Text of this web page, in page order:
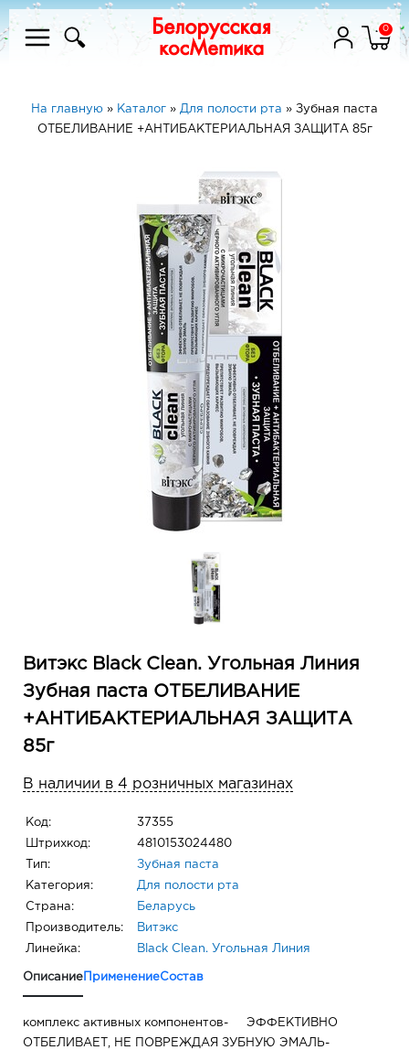
0
На главную » Каталог » Для полости рта » Зубная паста
ОТБЕЛИВАНИЕ +АНТИБАКТЕРИАЛЬНАЯ ЗАЩИТА 85г
Витэкс Black Clean. Угольная Линия
Зубная паста ОТБЕЛИВАНИЕ
+АНТИБАКТЕРИАЛЬНАЯ ЗАЩИТА
85г
В наличии в 4 розничных магазинах
Код: 37355
Штрихкод: 4810153024480
Тип: Зубная паста
Категория: Для полости рта
Страна: Беларусь
Производитель: Витэкс
Линейка: Black Clean. Угольная Линия
Описание ПрименениеСостав
комплекс активных компонентов- ЭФФЕКТИВНО
ОТБЕЛИВАЕТ, НЕ ПОВРЕЖДАЯ ЗУБНУЮ ЭМАЛЬ-